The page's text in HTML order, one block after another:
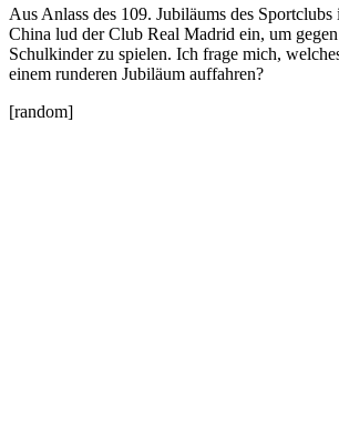
Aus Anlass des 109. Jubiläums des
China lud der Club Real Madrid ein, um
Schulkinder zu spielen. Ich frage mich,
einem runderen Jubiläum auffahren?
[random]